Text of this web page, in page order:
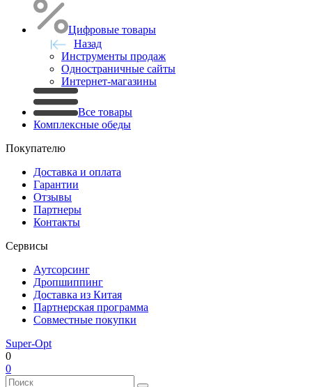
Цифровые товары
Назад
Инструменты продаж
Одностраничные сайты
Интернет-магазины
Все товары
Комплексные обеды
Покупателю
Доставка и оплата
Гарантии
Отзывы
Партнеры
Контакты
Сервисы
Аутсорсинг
Дропшиппинг
Доставка из Китая
Партнерская программа
Совместные покупки
Super-Opt
0
0